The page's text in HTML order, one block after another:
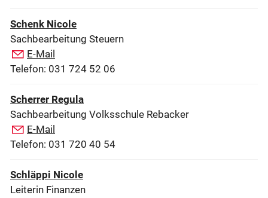
Schenk Nicole
Sachbearbeitung Steuern
E-Mail
Telefon: 031 724 52 06
Scherrer Regula
Sachbearbeitung Volksschule Rebacker
E-Mail
Telefon: 031 720 40 54
Schläppi Nicole
Leiterin Finanzen